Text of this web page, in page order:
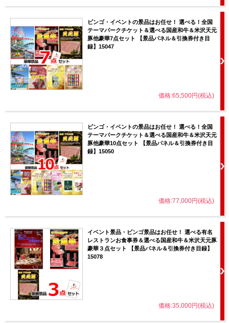
ビンゴ・イベントの景品はお任せ！ 選べる！全国
テーマパークチケット＆選べる国産和牛＆米沢天元
豚他豪華7点セット 【景品パネル＆引換券付き目
録】15047
価格:65,500円(税込)
ビンゴ・イベントの景品はお任せ！ 選べる！全国
テーマパークチケット＆選べる国産和牛＆米沢天元
豚他豪華10点セット 【景品パネル＆引換券付き目
録】15050
価格:77,000円(税込)
イベント景品・ビンゴ景品はお任せ！ 選べる有名
レストランお食事券＆選べる国産和牛＆米沢天元豚
豪華３点セット 【景品パネル＆引換券付き目録】
15078
価格:35,000円(税込)